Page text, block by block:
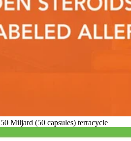
Miljard (50 capsules) terracycle